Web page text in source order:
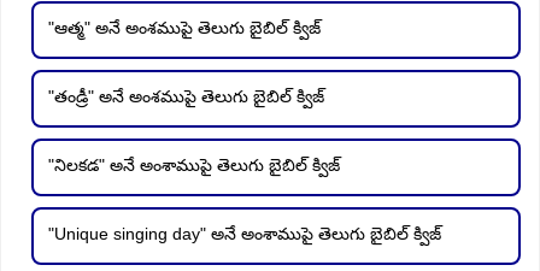
"ఆత్మ" అనే అంశముపై తెలుగు బైబిల్ క్విజ్
"తండ్రీ" అనే అంశముపై తెలుగు బైబిల్ క్విజ్
"నిలకడ" అనే అంశాముపై తెలుగు బైబిల్ క్విజ్
"Unique singing day" అనే అంశాముపై తెలుగు బైబిల్ క్విజ్